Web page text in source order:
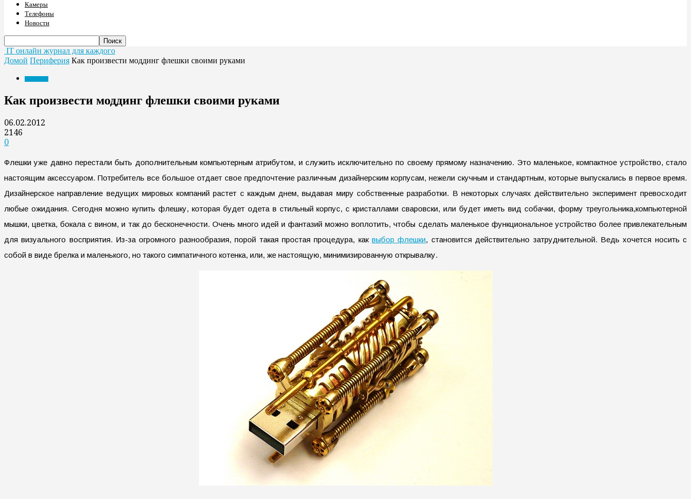
Камеры
Телефоны
Новости
IT онлайн журнал для каждого
Домой Периферия Как произвести моддинг флешки своими руками
Как произвести моддинг флешки своими руками
06.02.2012
2146
0
Флешки уже давно перестали быть дополнительным компьютерным атрибутом, и служить исключительно по своему прямому назначению. Это маленькое, компактное устройство, стало
настоящим аксессуаром. Потребитель все большое отдает свое предпочтение различным дизайнерским корпусам, нежели скучным и стандартным, которые выпускались в первое время.
Дизайнерское направление ведущих мировых компаний растет с каждым днем, выдавая миру собственные разработки. В некоторых случаях действительно эксперимент превосходит
любые ожидания. Сегодня можно купить флешку, которая будет одета в стильный корпус, с кристаллами сваровски, или будет иметь вид собачки, форму треугольника,компьютерной
мышки, цветка, бокала с вином, и так до бесконечности. Очень много идей и фантазий можно воплотить, чтобы сделать маленькое функциональное устройство более привлекательным
для визуального восприятия. Из-за огромного разнообразия, порой такая простая процедура, каквыбор флешки, становится действительно затруднительной. Ведь хочется носить с
собой в виде брелка и маленького, но такого симпатичного котенка, или, же настоящую, минимизированную открывалку.